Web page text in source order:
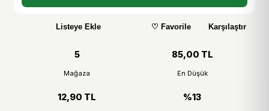
Listeye Ekle ♡ Favorile Karşılaştır
5
Mağaza
85,00 TL
En Düşük
12,90 TL %13